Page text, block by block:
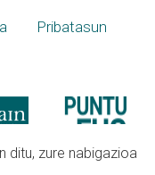
Pribatasun
ditu, zure nabigazioa